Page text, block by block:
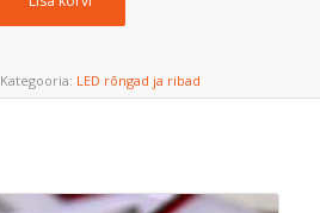
Kategooria: LED rõngad ja ribad